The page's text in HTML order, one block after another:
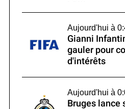
Aujourd'hui à
Gianni
gauler pour
d'intérêts
Aujourd'hui à
Bruges lance